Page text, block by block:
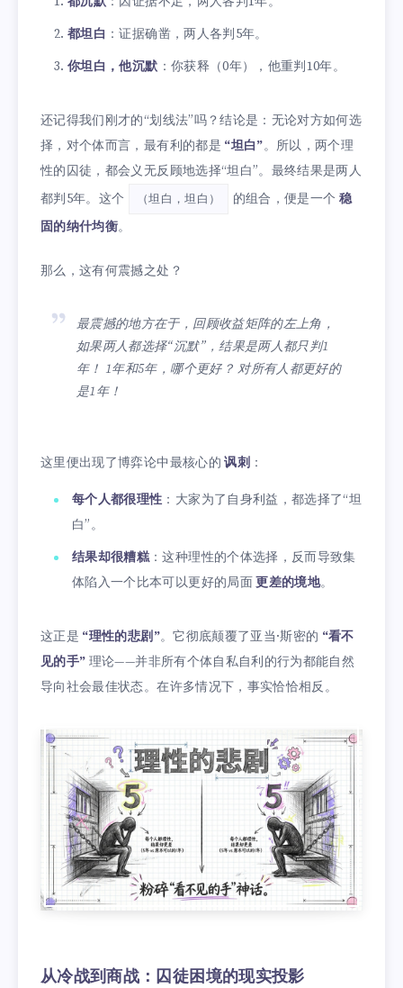
都坦白 ：证据确凿，两人各判5年。
你坦白，他沉默 ：你获释（0年），他重判10年。
还记得我们刚才的“划线法”吗？结论是：无论对方如何选
择，对个体而言，最有利的都是 “坦白”。所以，两个理
性的囚徒，都会义无反顾地选择“坦白”。最终结果是两人
都判5年。这个
（坦白，坦白） 的组合，便是一个 稳
固的纳什均衡。
那么，这有何震撼之处？
最震撼的地方在于，回顾收益矩阵的左上角，
如果两人都选择“沉默”，结果是两人都只判1
年！ 1年和5年，哪个更好？ 对所有人都更好的
是1年！
这里便出现了博弈论中最核心的讽刺 ：
每个人都很理性 ：大家为了自身利益，都选择了“坦
白”。
结果却很糟糕 ：这种理性的个体选择，反而导致集
体陷入一个比本可以更好的局面更差的境地。
这正是 “理性的悲剧”。它彻底颠覆了亚当·斯密的 “看不
见的手” 理论——并非所有个体自私自利的行为都能自然
导向社会最佳状态。在许多情况下，事实恰恰相反。
从冷战到商战：囚徒困境的现实投影